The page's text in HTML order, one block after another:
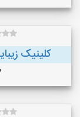
کلینیک